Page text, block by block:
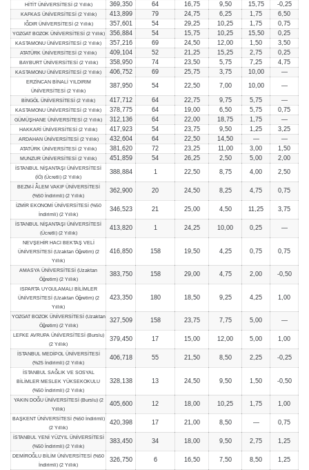
HİTİT ÜNİVERSİTESİ (2 Yıllık) 369,350 64 16,75 9,50 15,75 -0,25
KAFKAS ÜNİVERSİTESİ (2 Yıllık) 413,899 79 24,75 6,25 1,75 6,50
IĞDIR ÜNİVERSİTESİ (2 Yıllık) 357,601 54 29,25 10,25 1,75 0,75
YOZGAT BOZOK ÜNİVERSİTESİ (2 Yıllık) 356,884 54 15,75 10,25 15,50 0,25
KASTAMONU ÜNİVERSİTESİ (2 Yıllık) 357,216 69 24,50 12,00 1,50 3,50
ATATÜRK ÜNİVERSİTESİ (2 Yıllık) 409,104 52 21,25 15,25 2,75 0,25
BAYBURT ÜNİVERSİTESİ (2 Yıllık) 358,950 74 23,50 5,75 7,25 4,75
KASTAMONU ÜNİVERSİTESİ (2 Yıllık) 406,752 69 25,75 3,75 10,00 —
ERZİNCAN BİNALİ YILDIRIM
ÜNİVERSİTESİ (2 Yıllık)
387,950 54 22,50 7,00 10,00 —
BİNGÖL ÜNİVERSİTESİ (2 Yıllık) 417,712 64 22,75 9,75 5,75 —
KASTAMONU ÜNİVERSİTESİ (2 Yıllık) 378,775 64 19,00 6,50 5,75 0,75
GÜMÜŞHANE ÜNİVERSİTESİ (2 Yıllık) 312,136 64 22,00 18,75 1,75 —
HAKKARİ ÜNİVERSİTESİ (2 Yıllık) 417,923 54 23,75 9,50 1,25 3,25
ARDAHAN ÜNİVERSİTESİ (2 Yıllık) 432,604 64 22,50 14,50 — —
ATATÜRK ÜNİVERSİTESİ (2 Yıllık) 381,620 72 23,25 11,00 3,00 1,50
MUNZUR ÜNİVERSİTESİ (2 Yıllık) 451,859 54 26,25 2,50 5,00 2,00
İSTANBUL NİŞANTAŞI ÜNİVERSİTESİ
(İÖ) (Ücretli) (2 Yıllık)
388,884 1 22,50 8,75 4,00 2,50
BEZM-İ ÂLEM VAKIF ÜNİVERSİTESİ
(%50 İndirimli) (2 Yıllık)
362,900 20 24,50 8,25 4,75 0,75
İZMİR EKONOMİ ÜNİVERSİTESİ (%50
İndirimli) (2 Yıllık)
346,523 21 25,00 4,50 11,25 3,75
İSTANBUL NİŞANTAŞI ÜNİVERSİTESİ
(Ücretli) (2 Yıllık)
413,820 1 24,25 10,00 0,25 —
NEVŞEHİR HACI BEKTAŞ VELİ
ÜNİVERSİTESİ (Uzaktan Öğretim) (2
Yıllık)
416,850 158 19,50 4,25 0,75 0,75
AMASYA ÜNİVERSİTESİ (Uzaktan
Öğretim) (2 Yıllık)
383,750 158 29,00 4,75 2,00 -0,50
ISPARTA UYGULAMALI BİLİMLER
ÜNİVERSİTESİ (Uzaktan Öğretim) (2
Yıllık)
423,350 180 18,50 9,25 4,25 1,00
YOZGAT BOZOK ÜNİVERSİTESİ (Uzaktan
Öğretim) (2 Yıllık)
327,509 158 23,75 7,75 5,00 —
LEFKE AVRUPA ÜNİVERSİTESİ (Burslu)
(2 Yıllık)
379,450 17 15,00 12,00 5,00 1,00
İSTANBUL MEDİPOL ÜNİVERSİTESİ
(%25 İndirimli) (2 Yıllık)
406,718 55 21,50 8,50 2,25 -0,25
İSTANBUL SAĞLIK VE SOSYAL
BİLİMLER MESLEK YÜKSEKOKULU
(%50 İndirimli) (2 Yıllık)
328,138 13 24,50 9,50 1,50 -0,50
YAKIN DOĞU ÜNİVERSİTESİ (Burslu) (2
Yıllık)
405,600 12 18,00 10,25 1,75 1,00
BAŞKENT ÜNİVERSİTESİ (%50 İndirimli)
(2 Yıllık)
420,398 17 21,00 8,50 — 0,75
İSTANBUL YENİ YÜZYIL ÜNİVERSİTESİ
(%50 İndirimli) (2 Yıllık)
383,450 34 18,00 9,50 2,75 1,25
DEMİROĞLU BİLİM ÜNİVERSİTESİ (%50
İndirimli) (2 Yıllık)
326,750 6 16,50 7,50 8,50 1,25